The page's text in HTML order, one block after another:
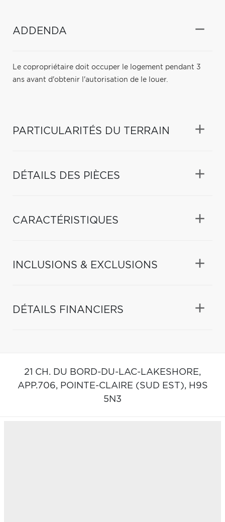
ADDENDA
Le copropriétaire doit occuper le logement pendant 3
ans avant d'obtenir l'autorisation de le louer.
PARTICULARITÉS DU TERRAIN
DÉTAILS DES PIÈCES
CARACTÉRISTIQUES
INCLUSIONS & EXCLUSIONS
DÉTAILS FINANCIERS
21 CH. DU BORD-DU-LAC-LAKESHORE,
APP.706, POINTE-CLAIRE (SUD EST), H9S
5N3